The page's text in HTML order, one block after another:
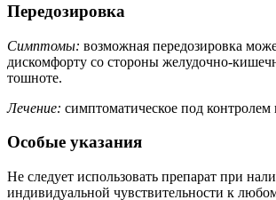
Передозировка
Симптомы: возможная передозировка
дискомфорту со стороны желудочно-
тошноте.
Лечение: симптоматическое под контролем
Особые указания
Не следует использовать препарат при
индивидуальной чувствительности к